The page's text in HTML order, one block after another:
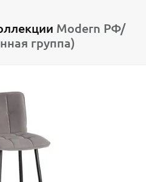
Modern РФ/
группа)